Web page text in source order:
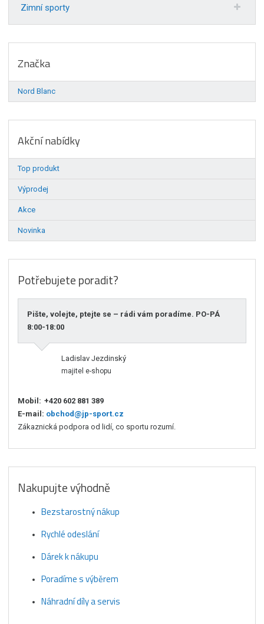
Zimní sporty
Značka
Nord Blanc
Akční nabídky
Top produkt
Výprodej
Akce
Novinka
Potřebujete poradit?
Pište, volejte, ptejte se – rádi vám poradíme. PO-PÁ
8:00-18:00
Ladislav Jezdinský
majitel e-shopu
Mobil: +420 602 881 389
E-mail: obchod@jp-sport.cz
Zákaznická podpora od lidí, co sportu rozumí.
Nakupujte výhodně
Bezstarostný nákup
Rychlé odeslání
Dárek k nákupu
Poradíme s výběrem
Náhradní díly a servis